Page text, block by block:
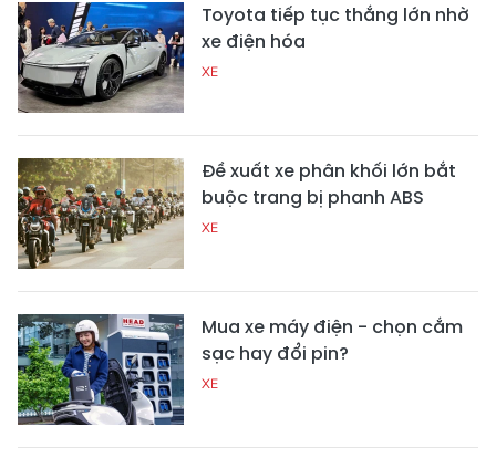
Toyota tiếp tục thắng lớn nhờ
xe điện hóa
XE
Đề xuất xe phân khối lớn bắt
buộc trang bị phanh ABS
XE
Mua xe máy điện - chọn cắm
sạc hay đổi pin?
XE